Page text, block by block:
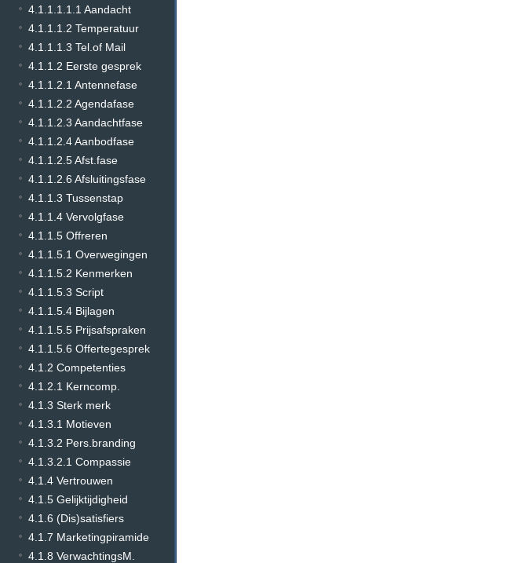
4.1.1.1.1.1 Aandacht
4.1.1.1.2 Temperatuur
4.1.1.1.3 Tel.of Mail
4.1.1.2 Eerste gesprek
4.1.1.2.1 Antennefase
4.1.1.2.2 Agendafase
4.1.1.2.3 Aandachtfase
4.1.1.2.4 Aanbodfase
4.1.1.2.5 Afst.fase
4.1.1.2.6 Afsluitingsfase
4.1.1.3 Tussenstap
4.1.1.4 Vervolgfase
4.1.1.5 Offreren
4.1.1.5.1 Overwegingen
4.1.1.5.2 Kenmerken
4.1.1.5.3 Script
4.1.1.5.4 Bijlagen
4.1.1.5.5 Prijsafspraken
4.1.1.5.6 Offertegesprek
4.1.2 Competenties
4.1.2.1 Kerncomp.
4.1.3 Sterk merk
4.1.3.1 Motieven
4.1.3.2 Pers.branding
4.1.3.2.1 Compassie
4.1.4 Vertrouwen
4.1.5 Gelijktijdigheid
4.1.6 (Dis)satisfiers
4.1.7 Marketingpiramide
4.1.8 VerwachtingsM.